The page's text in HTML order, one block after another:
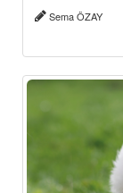
Sema ÖZAY